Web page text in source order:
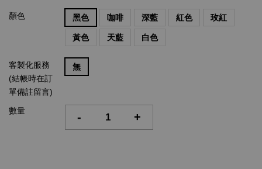
顏色 黑色 咖啡 深藍 紅色 玫紅
黃色 天藍 白色
客製化服務
(結帳時在訂
單備註留言)
無
數量 - +